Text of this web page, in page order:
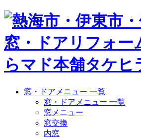
窓・ドアメニュー 一覧
窓・ドアメニュー 一覧
窓メニュー
窓交換
内窓